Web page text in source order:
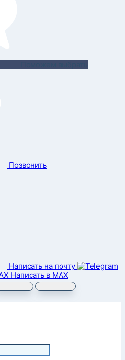
Позвонить
Написать на почту
Написать в MAX